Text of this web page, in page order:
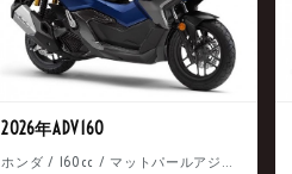
2026年ADV160
ホンダ / 160cc / マットパールアジャイルブルー